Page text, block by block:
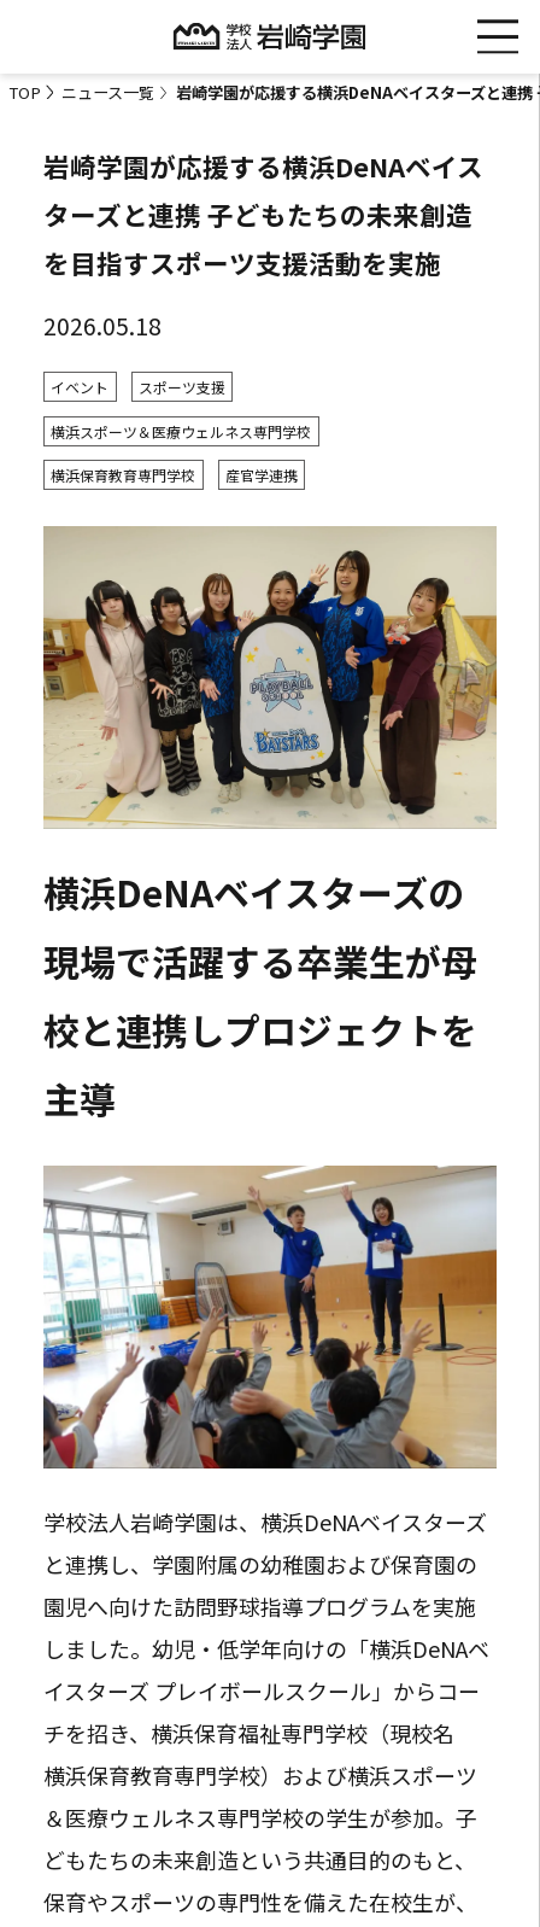
TOP ニュース一覧 岩崎学園が応援する横浜DeNAベイスターズと連
岩崎学園が応援する横浜DeNAベイス
ターズと連携 子どもたちの未来創造
を目指すスポーツ支援活動を実施
2026.05.18
イベント スポーツ支援
横浜スポーツ＆医療ウェルネス専門学校
横浜保育教育専門学校 産官学連携
横浜DeNAベイスターズの
現場で活躍する卒業生が母
校と連携しプロジェクトを
主導
学校法人岩崎学園は、横浜DeNAベイスターズ
と連携し、学園附属の幼稚園および保育園の
園児へ向けた訪問野球指導プログラムを実施
しました。幼児・低学年向けの「横浜DeNAベ
イスターズ プレイボールスクール」からコー
チを招き、横浜保育福祉専門学校（現校名
横浜保育教育専門学校）および横浜スポーツ
＆医療ウェルネス専門学校の学生が参加。子
どもたちの未来創造という共通目的のもと、
保育やスポーツの専門性を備えた在校生が、